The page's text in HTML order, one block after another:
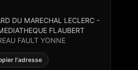
DU MARECHAL LECLERC -
FLAUBERT
FAULT YONNE
l'adresse